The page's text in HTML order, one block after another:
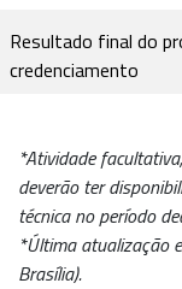
Resultado final do
credenciamento
*Atividade
deverão ter
técnica no período
*Última
Brasília).